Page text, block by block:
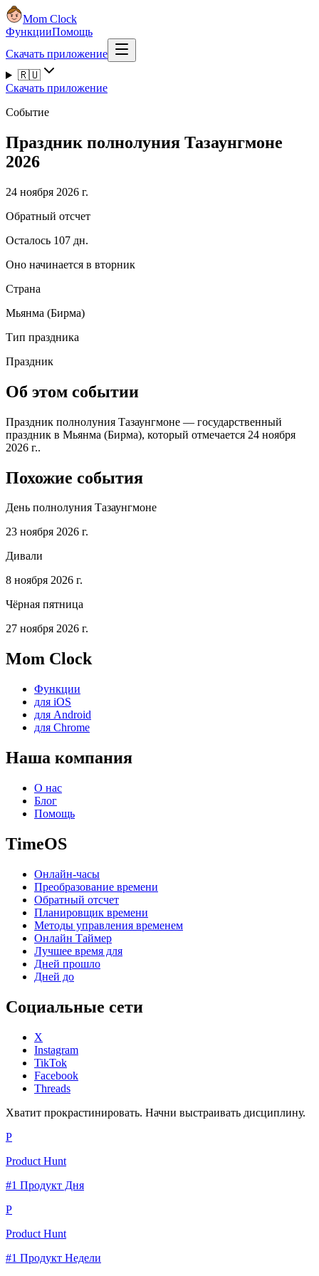
Mom Clock
ФункцииПомощь
Скачать приложение
🇷🇺
Скачать приложение
Событие
Праздник полнолуния Тазаунгмоне
2026
24 ноября 2026 г.
Обратный отсчет
Осталось 107 дн.
Оно начинается в вторник
Страна
Мьянма (Бирма)
Тип праздника
Праздник
Об этом событии
Праздник полнолуния Тазаунгмоне — государственный
праздник в Мьянма (Бирма), который отмечается 24 ноября
2026 г..
Похожие события
День полнолуния Тазаунгмоне
23 ноября 2026 г.
Дивали
8 ноября 2026 г.
Чёрная пятница
27 ноября 2026 г.
Mom Clock
Функции
для iOS
для Android
для Chrome
Наша компания
О нас
Блог
Помощь
TimeOS
Онлайн-часы
Преобразование времени
Обратный отсчет
Планировщик времени
Методы управления временем
Онлайн Таймер
Лучшее время для
Дней прошло
Дней до
Социальные сети
X
Instagram
TikTok
Facebook
Threads
Хватит прокрастинировать. Начни выстраивать дисциплину.
P
Product Hunt
#1 Продукт Дня
P
Product Hunt
#1 Продукт Недели